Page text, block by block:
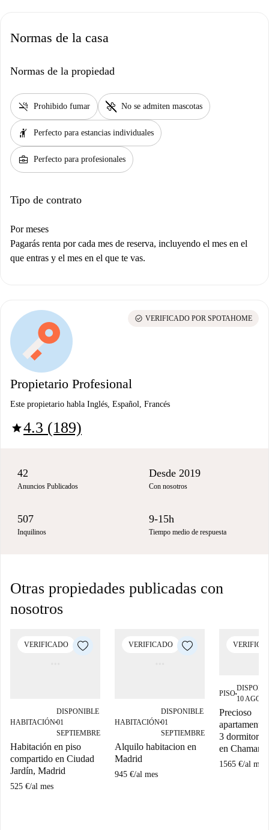
Normas de la casa
Normas de la propiedad
smoke_free Prohibido fumar pet_supplies No se admiten mascotas
hail Perfecto para estancias individuales
business_center Perfecto para profesionales
Tipo de contrato
Por meses
Pagarás renta por cada mes de reserva, incluyendo el mes en el
que entras y el mes en el que te vas.
Propietario Profesional
Este propietario habla Inglés, Español, Francés
star4.3 (189)
check_circle VERIFICADO POR SPOTAHOME
42
Anuncios Publicados
Desde 2019
Con nosotros
507
Inquilinos
9-15h
Tiempo medio de respuesta
Otras propiedades publicadas con
nosotros
VERIFICADO
HABITACIÓN■
DISPONIBLE
01
SEPTIEMBRE
Habitación en piso
compartido en Ciudad
Jardín, Madrid
525 €/al mes
VERIFICADO
HABITACIÓN■
DISPONIBLE
01
SEPTIEMBRE
Alquilo habitacion en
Madrid
945 €/al mes
PISO■
10
Precioso
apartamento
3 dormitorios
en
1565 €/al mes